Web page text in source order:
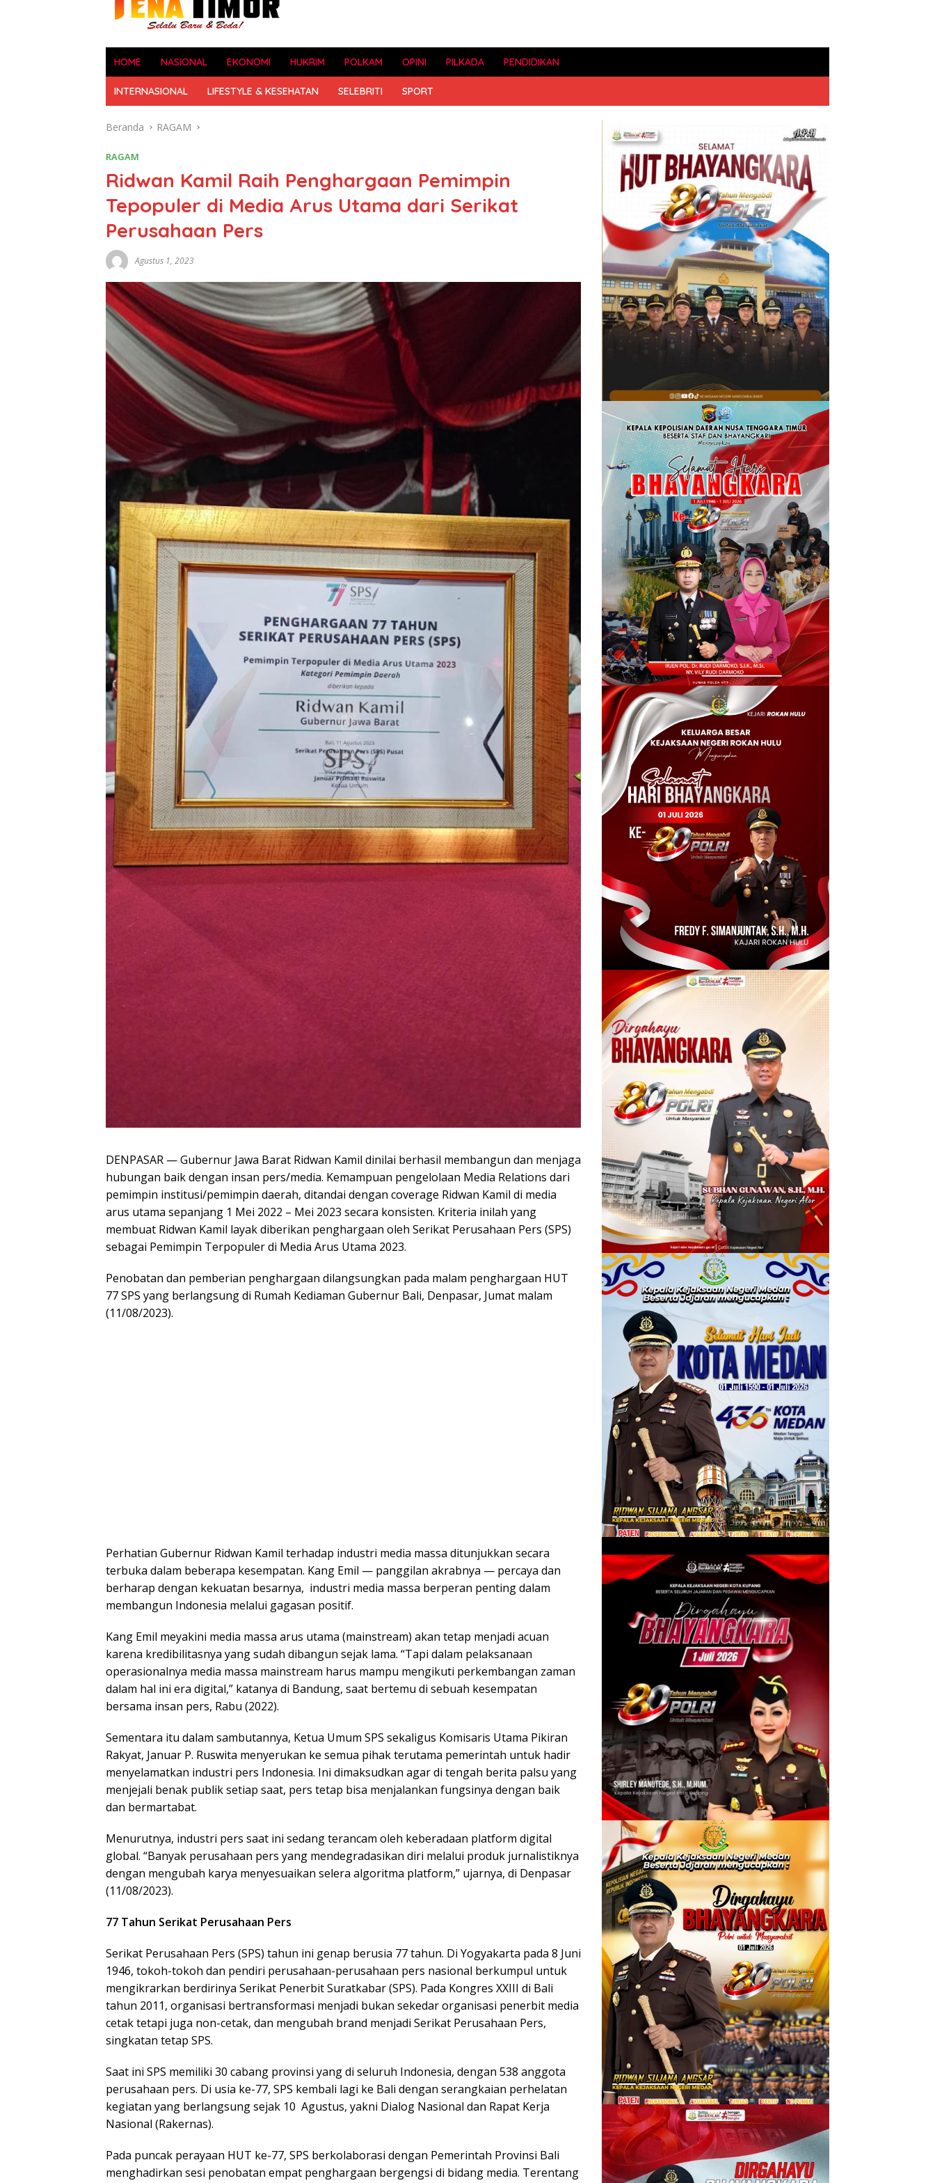
HOME NASIONAL EKONOMI HUKRIM POLKAM OPINI PILKADA PENDIDIKAN
INTERNASIONAL LIFESTYLE & KESEHATAN SELEBRITI SPORT
Beranda RAGAM
RAGAM
Ridwan Kamil Raih Penghargaan Pemimpin
Tepopuler di Media Arus Utama dari Serikat
Perusahaan Pers
Agustus 1, 2023
DENPASAR — Gubernur Jawa Barat Ridwan Kamil dinilai berhasil membangun dan menjaga
hubungan baik dengan insan pers/media. Kemampuan pengelolaan Media Relations dari
pemimpin institusi/pemimpin daerah, ditandai dengan coverage Ridwan Kamil di media
arus utama sepanjang 1 Mei 2022 – Mei 2023 secara konsisten. Kriteria inilah yang
membuat Ridwan Kamil layak diberikan penghargaan oleh Serikat Perusahaan Pers (SPS)
sebagai Pemimpin Terpopuler di Media Arus Utama 2023.
Penobatan dan pemberian penghargaan dilangsungkan pada malam penghargaan HUT
77 SPS yang berlangsung di Rumah Kediaman Gubernur Bali, Denpasar, Jumat malam
(11/08/2023).
Perhatian Gubernur Ridwan Kamil terhadap industri media massa ditunjukkan secara
terbuka dalam beberapa kesempatan. Kang Emil — panggilan akrabnya — percaya dan
berharap dengan kekuatan besarnya, industri media massa berperan penting dalam
membangun Indonesia melalui gagasan positif.
Kang Emil meyakini media massa arus utama (mainstream) akan tetap menjadi acuan
karena kredibilitasnya yang sudah dibangun sejak lama. “Tapi dalam pelaksanaan
operasionalnya media massa mainstream harus mampu mengikuti perkembangan zaman
dalam hal ini era digital,” katanya di Bandung, saat bertemu di sebuah kesempatan
bersama insan pers, Rabu (2022).
Sementara itu dalam sambutannya, Ketua Umum SPS sekaligus Komisaris Utama Pikiran
Rakyat, Januar P. Ruswita menyerukan ke semua pihak terutama pemerintah untuk hadir
menyelamatkan industri pers Indonesia. Ini dimaksudkan agar di tengah berita palsu yang
menjejali benak publik setiap saat, pers tetap bisa menjalankan fungsinya dengan baik
dan bermartabat.
Menurutnya, industri pers saat ini sedang terancam oleh keberadaan platform digital
global. “Banyak perusahaan pers yang mendegradasikan diri melalui produk jurnalistiknya
dengan mengubah karya menyesuaikan selera algoritma platform,” ujarnya, di Denpasar
(11/08/2023).
77 Tahun Serikat Perusahaan Pers
Serikat Perusahaan Pers (SPS) tahun ini genap berusia 77 tahun. Di Yogyakarta pada 8 Juni
1946, tokoh-tokoh dan pendiri perusahaan-perusahaan pers nasional berkumpul untuk
mengikrarkan berdirinya Serikat Penerbit Suratkabar (SPS). Pada Kongres XXIII di Bali
tahun 2011, organisasi bertransformasi menjadi bukan sekedar organisasi penerbit media
cetak tetapi juga non-cetak, dan mengubah brand menjadi Serikat Perusahaan Pers,
singkatan tetap SPS.
Saat ini SPS memiliki 30 cabang provinsi yang di seluruh Indonesia, dengan 538 anggota
perusahaan pers. Di usia ke-77, SPS kembali lagi ke Bali dengan serangkaian perhelatan
kegiatan yang berlangsung sejak 10 Agustus, yakni Dialog Nasional dan Rapat Kerja
Nasional (Rakernas).
Pada puncak perayaan HUT ke-77, SPS berkolaborasi dengan Pemerintah Provinsi Bali
menghadirkan sesi penobatan empat penghargaan bergengsi di bidang media. Terentang